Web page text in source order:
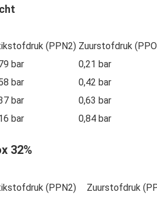
(PPN2) Zuurstofdruk
bar 0,21 bar
bar 0,42 bar
bar 0,63 bar
bar 0,84 bar
32%
(PPN2) Zuurstofdruk